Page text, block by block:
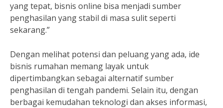
yang tepat, bisnis online bisa menjadi sumber
penghasilan yang stabil di masa sulit seperti
sekarang.”
Dengan melihat potensi dan peluang yang ada, ide
bisnis rumahan memang layak untuk
dipertimbangkan sebagai alternatif sumber
penghasilan di tengah pandemi. Selain itu, dengan
berbagai kemudahan teknologi dan akses informasi,